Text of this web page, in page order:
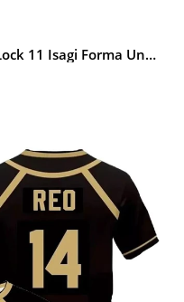
Mavi Anime Blue Lock 11 Isagi Forma Unisex T-shirt